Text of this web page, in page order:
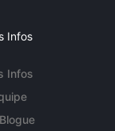
Infos
Infos